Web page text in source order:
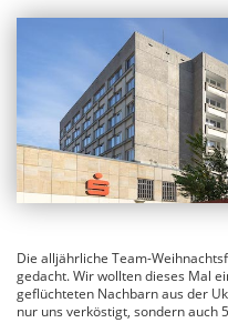
Die alljährliche Team-
gedacht. Wir wollten dieses Mal
geflüchteten Nachbarn aus der
nur uns verköstigt, sondern auch